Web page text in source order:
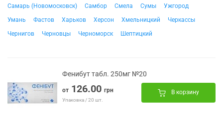
Самарь (Новомосковск)
Самбор Смела Сумы
Ужгород
Умань
Фастов Харьков Херсон Хмельницкий
Черкассы
Чернигов
Черновцы Черноморск Шептицкий
Фенибут табл. 250мг №20
от 126.00 грн
Упаковка / 20 шт.
В корзину